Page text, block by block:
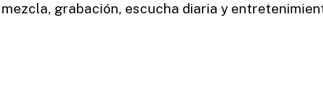
grabación, escucha diaria y